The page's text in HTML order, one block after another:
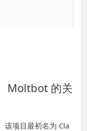
Moltbot 的关
该项目最初名为 Cla